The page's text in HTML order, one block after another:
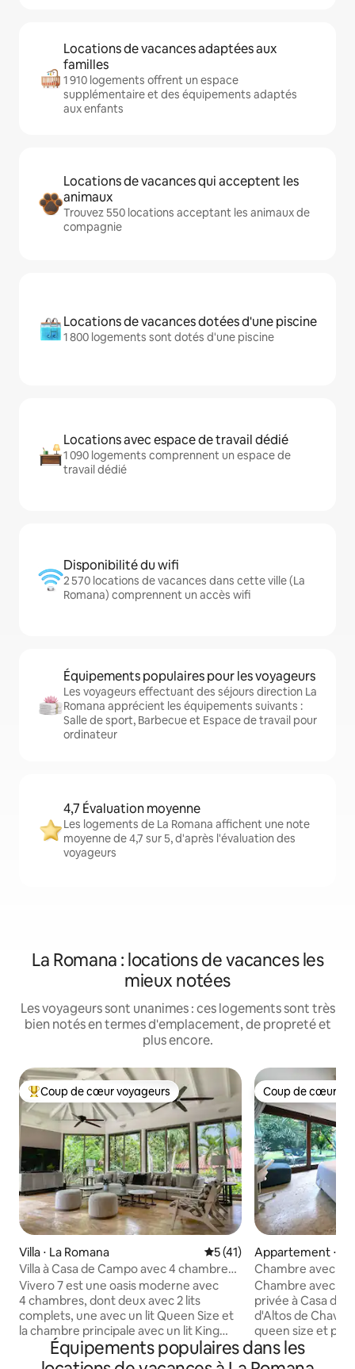
Locations de vacances adaptées aux
familles
1 910 logements offrent un espace
supplémentaire et des équipements adaptés
aux enfants
Locations de vacances qui acceptent les
animaux
Trouvez 550 locations acceptant les animaux de
compagnie
Locations de vacances dotées d'une piscine
1 800 logements sont dotés d'une piscine
Locations avec espace de travail dédié
1 090 logements comprennent un espace de
travail dédié
Disponibilité du wifi
2 570 locations de vacances dans cette ville (La
Romana) comprennent un accès wifi
Équipements populaires pour les voyageurs
Les voyageurs effectuant des séjours direction La
Romana apprécient les équipements suivants :
Salle de sport, Barbecue et Espace de travail pour
ordinateur
4,7 Évaluation moyenne
Les logements de La Romana affichent une note
moyenne de 4,7 sur 5, d'après l'évaluation des
voyageurs
La Romana : locations de vacances les
mieux notées
Les voyageurs sont unanimes : ces logements sont très
bien notés en termes d'emplacement, de propreté et
plus encore.
Coups de cœur voyageurs les plus appréciés
Coup de cœur voyageurs
Villa ⋅ La Romana Évaluation moyenne sur la
5 (41)
Villa à Casa de Campo avec 4 chambres
et piscine.
Vivero 7 est une oasis moderne avec
4 chambres, dont deux avec 2 lits
complets, une avec un lit Queen Size et
la chambre principale avec un lit King
Size. Chaque chambre est équipée d'un
nouveau climatiseur et d'une télévision à
Coup de cœur
Coup de cœur
Appartement ⋅ La
Chambre avec
Campo près de
Chambre avec
privée à Casa de
d'Altos de
queen size et
micro-ondes,
Netflix, bureau et
Équipements populaires dans les